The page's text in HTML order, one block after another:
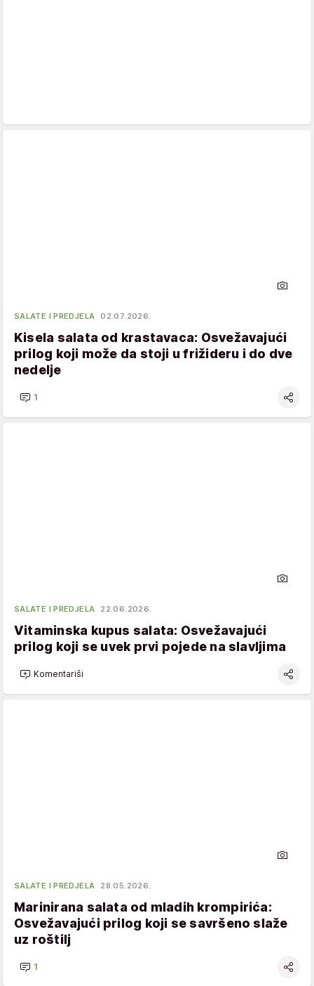
SALATE I PREDJELA 02.07.2026.
Kisela salata od krastavaca: Osvežavajući
prilog koji može da stoji u frižideru i do dve
nedelje
1
SALATE I PREDJELA 22.06.2026.
Vitaminska kupus salata: Osvežavajući
prilog koji se uvek prvi pojede na slavljima
Komentariši
SALATE I PREDJELA 28.05.2026.
Marinirana salata od mladih krompirića:
Osvežavajući prilog koji se savršeno slaže
uz roštilj
1